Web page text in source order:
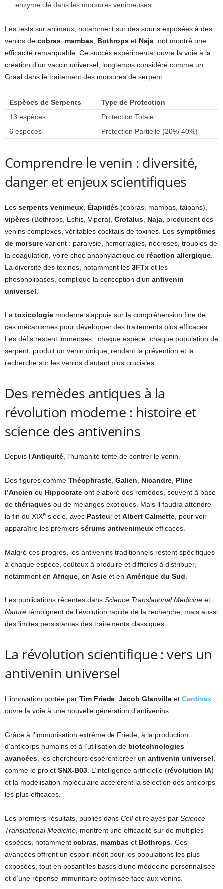
enzyme clé dans les morsures venimeuses.
Les tests sur animaux, notamment sur des souris exposées à des
venins de cobras, mambas, Bothrops et Naja, ont montré une
efficacité remarquable. Ce succès expérimental ouvre la voie à la
création d’un vaccin universel, longtemps considéré comme un
Graal dans le traitement des morsures de serpent.
Espèces de Serpents
Type de Protection
13 espèces
Protection Totale
6 espèces
Protection Partielle (20%-40%)
Comprendre le venin : diversité,
danger et enjeux scientifiques
Les serpents venimeux, Élapiidés (cobras, mambas, taipans),
vipères (Bothrops, Echis, Vipera), Crotalus, Naja, produisent des
venins complexes, véritables cocktails de toxines. Les symptômes
de morsure varient : paralysie, hémorragies, nécroses, troubles de
la coagulation, voire choc anaphylactique ou réaction allergique.
La diversité des toxines, notamment les 3FTx et les
phospholipases, complique la conception d’un antivenin
universel.
La toxicologie moderne s’appuie sur la compréhension fine de
ces mécanismes pour développer des traitements plus efficaces.
Les défis restent immenses : chaque espèce, chaque population de
serpent, produit un venin unique, rendant la prévention et la
recherche sur les venins d’autant plus cruciales.
Des remèdes antiques à la
révolution moderne : histoire et
science des antivenins
Depuis l’Antiquité, l’humanité tente de contrer le venin.
Des figures comme Théophraste, Galien, Nicandre, Pline
l’Ancien ou Hippocrate ont élaboré des remèdes, souvent à base
de thériaques ou de mélanges exotiques. Mais il faudra attendre
la fin du XIXe siècle, avec Pasteuret Albert Calmette, pour voir
apparaître les premiers sérums antivenimeux efficaces.
Malgré ces progrès, les antivenins traditionnels restent spécifiques
à chaque espèce, coûteux à produire et difficiles à distribuer,
notamment en Afrique, en Asie et en Amérique du Sud.
Les publications récentes dans Science Translational Medicine et
Nature témoignent de l’évolution rapide de la recherche, mais aussi
des limites persistantes des traitements classiques.
La révolution scientifique : vers un
antivenin universel
L’innovation portée par Tim Friede, Jacob Glanville et Centivax
ouvre la voie à une nouvelle génération d’antivenins.
Grâce à l’immunisation extrême de Friede, à la production
d’anticorps humains et à l’utilisation de biotechnologies
avancées, les chercheurs espèrent créer un antivenin universel,
comme le projet SNX-B03. L’intelligence artificielle (révolution IA)
et la modélisation moléculaire accélèrent la sélection des anticorps
les plus efficaces.
Les premiers résultats, publiés dans Cellet relayés par Science
Translational Medicine, montrent une efficacité sur de multiples
espèces, notamment cobras, mambas et Bothrops. Ces
avancées offrent un espoir inédit pour les populations les plus
exposées, tout en posant les bases d’une médecine personnalisée
et d’une réponse immunitaire optimisée face aux venins.